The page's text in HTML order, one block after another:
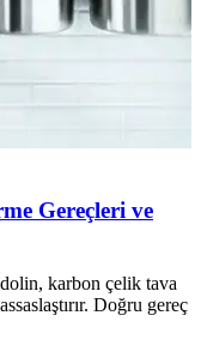
Gereçleri ve
karbon çelik tava
Doğru gereç